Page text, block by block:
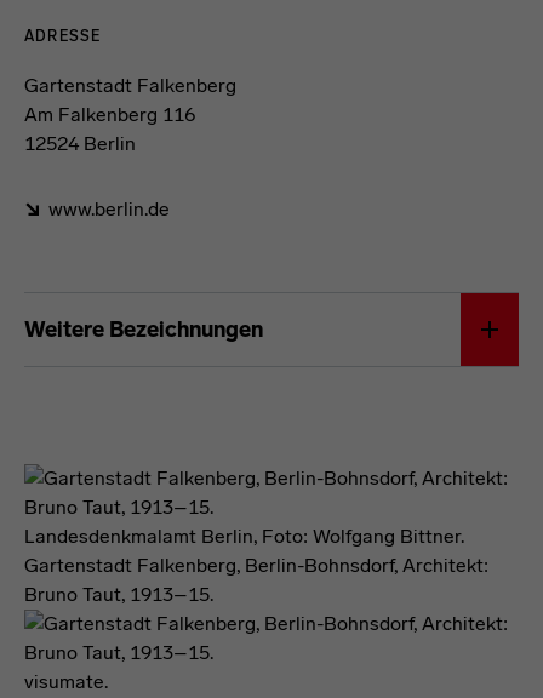
Kontaktdaten und Öffnungszeiten
ADRESSE
Gartenstadt Falkenberg
Am Falkenberg 116
12524 Berlin
www.berlin.de
Weitere Bezeichnungen
Landesdenkmalamt Berlin, Foto: Wolfgang Bittner.
Gartenstadt Falkenberg, Berlin-Bohnsdorf, Architekt:
Bruno Taut, 1913–15.
visumate.